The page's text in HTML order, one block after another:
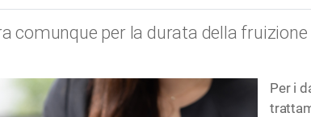
comunque per la durata della
Per i